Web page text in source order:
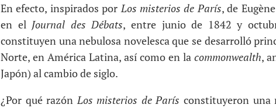
En efecto, inspirados porLos misterios de París, de
en el Journal des Débats, entre junio de 1842 y
constituyen una nebulosa novelesca que se desarrolló
Norte, en América Latina, así como en la commonwealth,
Japón) al cambio de siglo.
¿Por qué razónLos misterios de París constituyeron una